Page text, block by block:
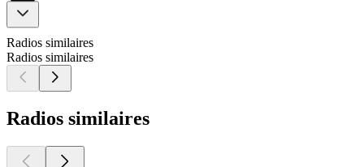
Radios similaires
Radios similaires
Radios similaires